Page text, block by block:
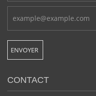
CONTACT